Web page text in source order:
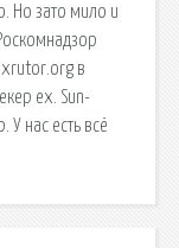
Но зато мило и
xrutor.org в
ex. Sun-
У нас есть всё